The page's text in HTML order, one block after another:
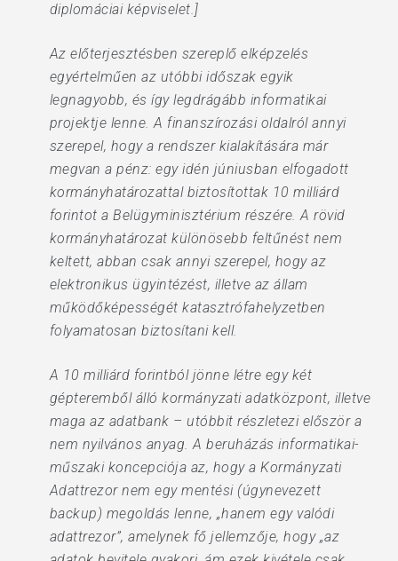
diplomáciai képviselet.]
Az előterjesztésben szereplő elképzelés
egyértelműen az utóbbi időszak egyik
legnagyobb, és így legdrágább informatikai
projektje lenne. A finanszírozási oldalról annyi
szerepel, hogy a rendszer kialakítására már
megvan a pénz: egy idén júniusban elfogadott
kormányhatározattal biztosítottak 10 milliárd
forintot a Belügyminisztérium részére. A rövid
kormányhatározat különösebb feltűnést nem
keltett, abban csak annyi szerepel, hogy az
elektronikus ügyintézést, illetve az állam
működőképességét katasztrófahelyzetben
folyamatosan biztosítani kell.
A 10 milliárd forintból jönne létre egy két
gépteremből álló kormányzati adatközpont, illetve
maga az adatbank – utóbbit részletezi először a
nem nyilvános anyag. A beruházás informatikai-
műszaki koncepciója az, hogy a Kormányzati
Adattrezor nem egy mentési (úgynevezett
backup) megoldás lenne, „hanem egy valódi
adattrezor”, amelynek fő jellemzője, hogy „az